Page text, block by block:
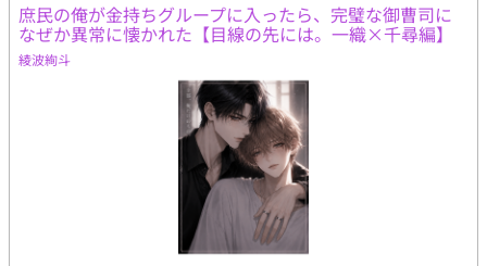
庶民の俺が金持ちグループに入ったら、完璧な御曹司に
なぜか異常に懐かれた【目線の先には。一織×千尋編】
綾波絢斗